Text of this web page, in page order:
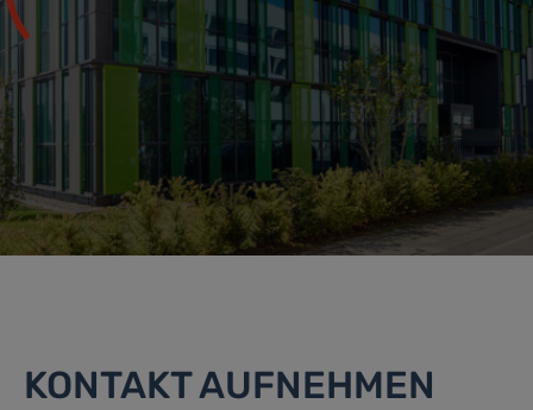
KONTAKT AUFNEHMEN